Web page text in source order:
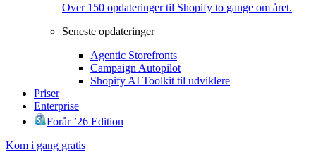
Over 150 opdateringer til Shopify to gange om året.
Seneste opdateringer
Agentic Storefronts
Campaign Autopilot
Shopify AI Toolkit til udviklere
Priser
Enterprise
Forår ’26 Edition
Kom i gang gratis